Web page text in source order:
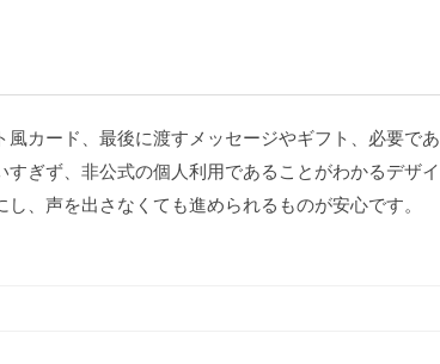
カード、最後に渡すメッセージやギフト、必要であ
ぎず、非公式の個人利用であることがわかるデザイ
、声を出さなくても進められるものが安心です。